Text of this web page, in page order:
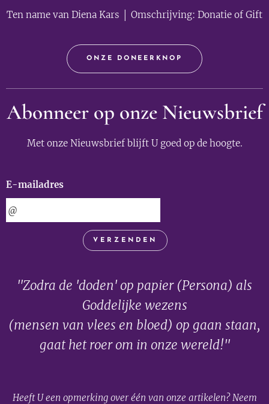
Ten name van Diena Kars │ Omschrijving: Donatie of Gift
ONZE DONEERKNOP
Abonneer op onze Nieuwsbrief
Met onze Nieuwsbrief blijft U goed op de hoogte.
E-mailadres
VERZENDEN
"Zodra de 'doden' op papier (Persona) als
Goddelijke wezens
(mensen van vlees en bloed) op gaan staan,
gaat het roer om in onze wereld!"
Heeft U een opmerking over één van onze artikelen? Neem